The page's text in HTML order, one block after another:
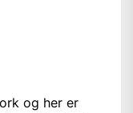
og her er